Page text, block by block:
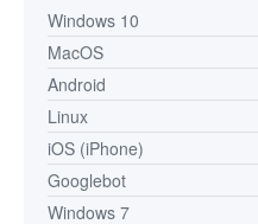
Windows 10
MacOS
Android
Linux
iOS (iPhone)
Googlebot
Windows 7